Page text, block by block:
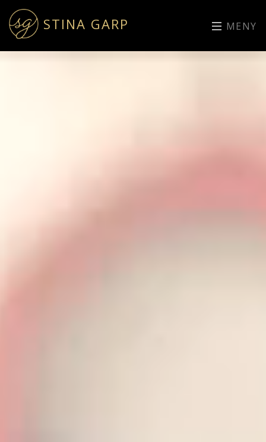
STINA GARP MENY